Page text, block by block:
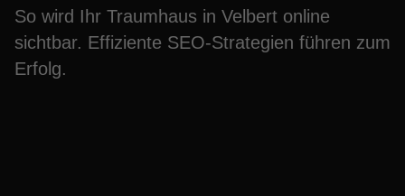
So wird Ihr Traumhaus in Velbert online
sichtbar. Effiziente SEO-Strategien führen zum
Erfolg.